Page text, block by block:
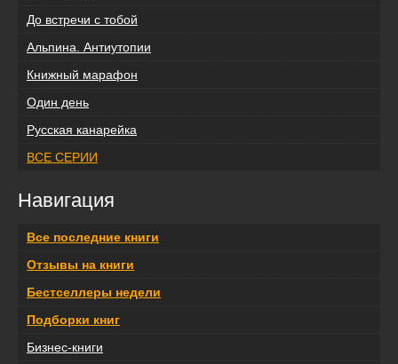
До встречи с тобой
Альпина. Антиутопии
Книжный марафон
Один день
Русская канарейка
ВСЕ СЕРИИ
Навигация
Все последние книги
Отзывы на книги
Бестселлеры недели
Подборки книг
Бизнес-книги